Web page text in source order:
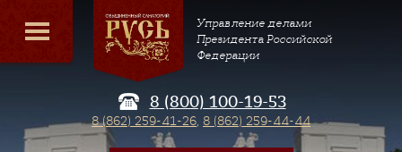
Управление делами
Президента Российской
Федерации
8 (800) 100-19-53
8 (862) 259-41-26, 8 (862) 259-44-44